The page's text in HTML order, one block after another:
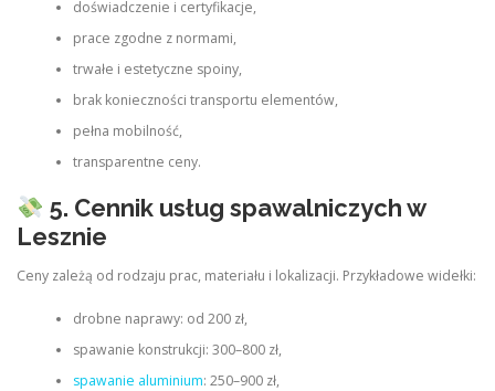
doświadczenie i certyfikacje,
prace zgodne z normami,
trwałe i estetyczne spoiny,
brak konieczności transportu elementów,
pełna mobilność,
transparentne ceny.
5. Cennik usług spawalniczych w
Lesznie
Ceny zależą od rodzaju prac, materiału i lokalizacji. Przykładowe widełki:
drobne naprawy: od 200 zł,
spawanie konstrukcji: 300–800 zł,
spawanie aluminium: 250–900 zł,